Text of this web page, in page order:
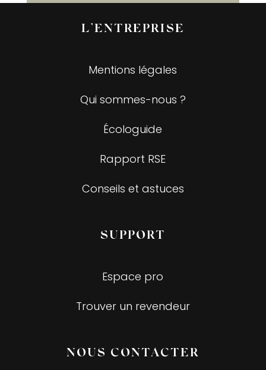
L’ENTREPRISE
Mentions légales
Qui sommes-nous ?
Écologuide
Rapport RSE
Conseils et astuces
SUPPORT
Espace pro
Trouver un revendeur
NOUS CONTACTER